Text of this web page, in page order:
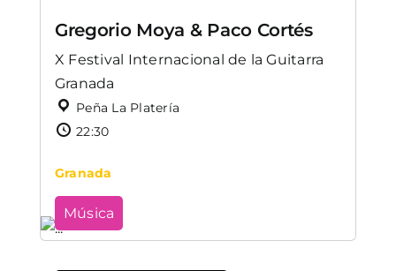
Gregorio Moya & Paco Cortés
X Festival Internacional de la Guitarra
Granada
Peña La Platería
22:30
Granada
Música